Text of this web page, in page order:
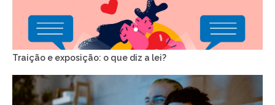
Traição e exposição: o que diz a lei?